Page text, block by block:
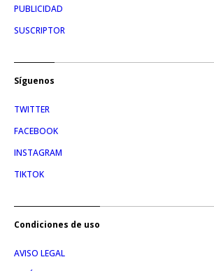
PUBLICIDAD
SUSCRIPTOR
Síguenos
TWITTER
FACEBOOK
INSTAGRAM
TIKTOK
Condiciones de uso
AVISO LEGAL